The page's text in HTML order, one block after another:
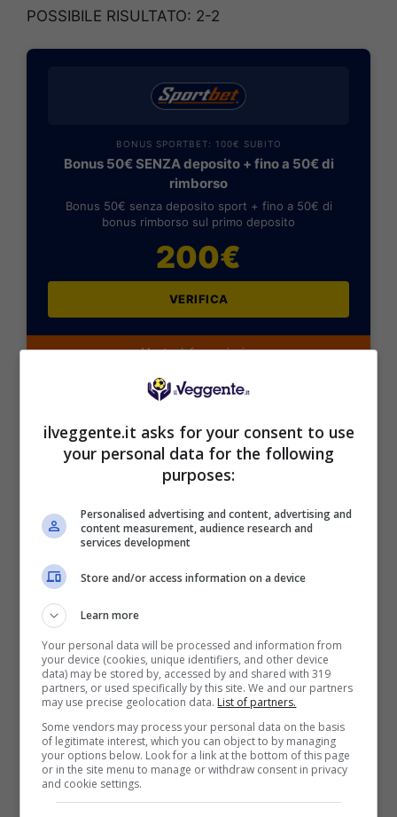
POSSIBILE RISULTATO: 2-2
BONUS SPORTBET: 100€ SUBITO
Bonus 50€ SENZA deposito + fino a 50€ di
rimborso
Bonus 50€ senza deposito sport + fino a 50€ di
bonus rimborso sul primo deposito
200€
VERIFICA
Mostra Informazioni
BONUS BENVENUTO GOLDBET: 2.050€
Fino a 2050€ sport e casino
Per i nuovi registrati: 100% fino a 2.000€ in Bonus
Scommesse + 50% del primo deposito fino a 50€
2050€
Mostra Informazioni
BONUS BENVENUTO LOTTOMATICA: 2050€
Fino a 2050€ bonus scommesse e sport
Per i nuovi utenti della piattaforma: 100% fino a 50€ in
ilveggente.it asks for your consent to use
your personal data for the following
purposes:
Personalised advertising and content, advertising and
content measurement, audience research and
services development
Store and/or access information on a device
Learn more
Your personal data will be processed and information from
your device (cookies, unique identifiers, and other device
data) may be stored by, accessed by and shared with 319
partners, or used specifically by this site. We and our partners
may use precise geolocation data. List of partners.
Some vendors may process your personal data on the basis
of legitimate interest, which you can object to by managing
your options below. Look for a link at the bottom of this page
or in the site menu to manage or withdraw consent in privacy
and cookie settings.